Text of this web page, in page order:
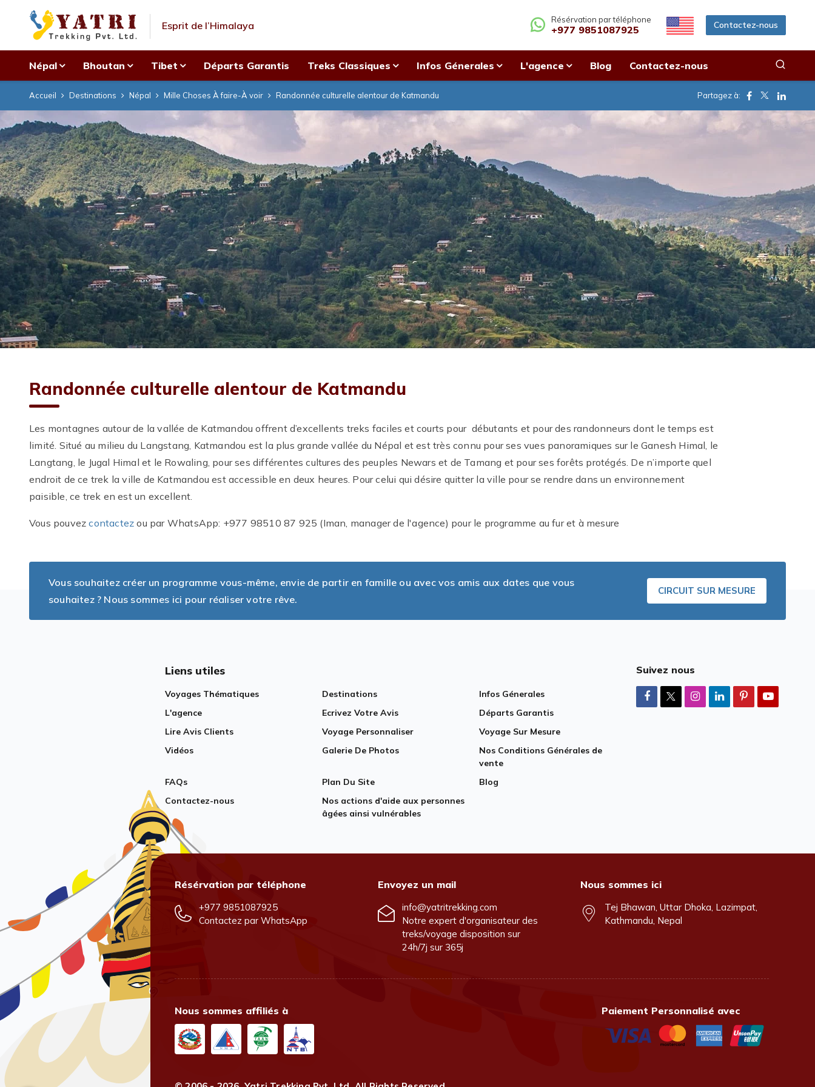
Esprit de l’Himalaya Résérvation par téléphone
+977 9851087925 Contactez-nous
Népal Bhoutan Tibet Départs Garantis Treks Classiques Infos Génerales L'agence Blog Contactez-nous
Accueil Destinations Népal Mille Choses À faire-À voir Randonnée culturelle alentour de Katmandu Partagez à: Facebook
Twitter
Randonnée culturelle alentour de Katmandu
Les montagnes autour de la vallée de Katmandou offrent d’excellents treks faciles et courts pour débutants et pour des randonneurs dont le temps est
limité. Situé au milieu du Langstang, Katmandou est la plus grande vallée du Népal et est très connu pour ses vues panoramiques sur le Ganesh Himal, le
Langtang, le Jugal Himal et le Rowaling, pour ses différentes cultures des peuples Newars et de Tamang et pour ses forêts protégés. De n’importe quel
endroit de ce trek la ville de Katmandou est accessible en deux heures. Pour celui qui désire quitter la ville pour se rendre dans un environnement
paisible, ce trek en est un excellent.
Vous pouvezcontactez ou par WhatsApp: +977 98510 87 925 (Iman, manager de l'agence) pour le programme au fur et à mesure
Vous souhaitez créer un programme vous-même, envie de partir en famille ou avec vos amis aux dates que vous
souhaitez ? Nous sommes ici pour réaliser votre rêve.
CIRCUIT SUR MESURE
Liens utiles
Voyages Thématiques Destinations
Infos Génerales
L'agence
Ecrivez Votre Avis
Départs Garantis
Lire Avis Clients
Voyage Personnaliser
Voyage Sur Mesure
Vidéos
Galerie De Photos
Nos Conditions Générales de
vente
FAQs
Plan Du Site
Blog
Contactez-nous
Nos actions d'aide aux personnes
âgées ainsi vulnérables
Suivez nous
Résérvation par téléphone
+977 9851087925
Contactez par WhatsApp
Envoyez un mail
info@yatritrekking.com
Notre expert d'organisateur des
treks/voyage disposition sur
24h/7j sur 365j
Nous sommes ici
Tej Bhawan, Uttar Dhoka, Lazimpat,
Kathmandu, Nepal
Nous sommes affiliés à Paiement Personnalisé avec